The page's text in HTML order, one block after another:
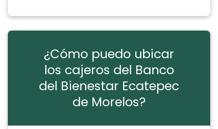
¿Cómo puedo ubicar
los cajeros del Banco
del Bienestar Ecatepec
de Morelos?